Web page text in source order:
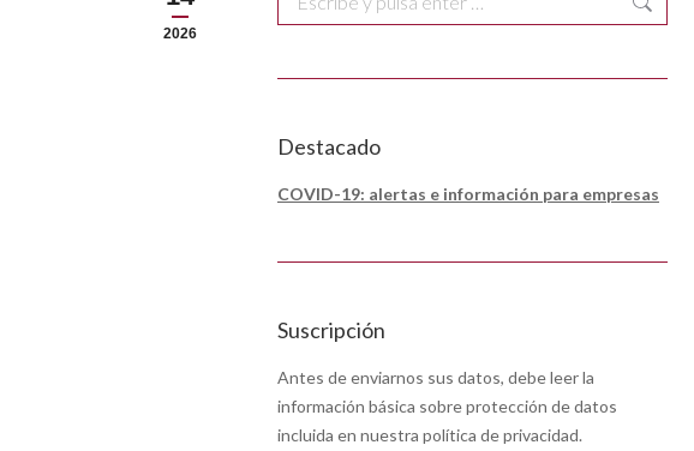
2026
Destacado
COVID-19: alertas e información para empresas
Suscripción
Antes de enviarnos sus datos, debe leer la
información básica sobre protección de datos
incluida en nuestra política de privacidad.